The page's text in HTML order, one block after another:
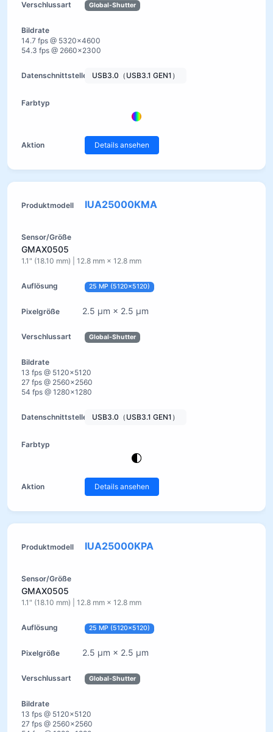
Global-Shutter
14.7 fps @ 5320×4600
54.3 fps @ 2660×2300
USB3.0（USB3.1 GEN1）
Details ansehen
IUA25000KMA
GMAX0505
1.1" (18.10 mm) | 12.8 mm × 12.8 mm
25 MP (5120×5120)
2.5 µm × 2.5 µm
Global-Shutter
13 fps @ 5120×5120
27 fps @ 2560×2560
54 fps @ 1280×1280
USB3.0（USB3.1 GEN1）
Details ansehen
IUA25000KPA
GMAX0505
1.1" (18.10 mm) | 12.8 mm × 12.8 mm
25 MP (5120×5120)
2.5 µm × 2.5 µm
Global-Shutter
13 fps @ 5120×5120
27 fps @ 2560×2560